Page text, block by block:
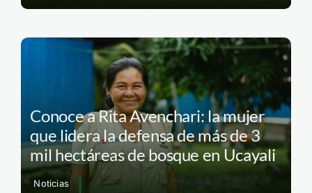
Conoce a Rita Avenchari: la mujer
que lidera la defensa de más de 3
mil hectáreas de bosque en Ucayali
Noticias